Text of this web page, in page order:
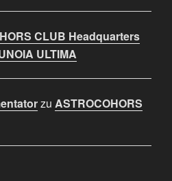
CLUB Headquarters
ULTIMA
zu ASTROCOHORS